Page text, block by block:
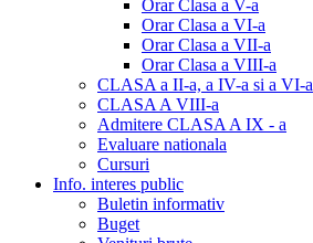
Orar Clasa a V-a
Orar Clasa a VI-a
Orar Clasa a VII-a
Orar Clasa a VIII-a
CLASA a II-a, a IV-a si a VI-a
CLASA A VIII-a
Admitere CLASA A IX - a
Evaluare nationala
Cursuri
Info. interes public
Buletin informativ
Buget